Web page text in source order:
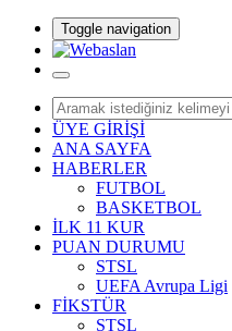
Toggle navigation
ÜYE GİRİŞİ
ANA SAYFA
HABERLER
FUTBOL
BASKETBOL
İLK 11 KUR
PUAN DURUMU
STSL
UEFA Avrupa Ligi
FİKSTÜR
STSL